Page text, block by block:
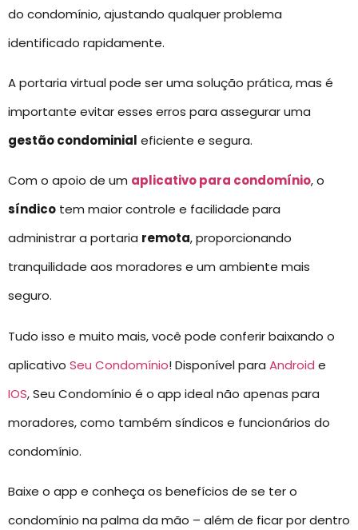
do condomínio, ajustando qualquer problema
identificado rapidamente.
A portaria virtual pode ser uma solução prática, mas é
importante evitar esses erros para assegurar uma
gestão condominial eficiente e segura.
Com o apoio de um aplicativo para condomínio, o
síndico tem maior controle e facilidade para
administrar a portaria remota, proporcionando
tranquilidade aos moradores e um ambiente mais
seguro.
Tudo isso e muito mais, você pode conferir baixando o
aplicativo Seu Condomínio! Disponível para Android e
IOS, Seu Condomínio é o app ideal não apenas para
moradores, como também síndicos e funcionários do
condomínio.
Baixe o app e conheça os benefícios de se ter o
condomínio na palma da mão – além de ficar por dentro